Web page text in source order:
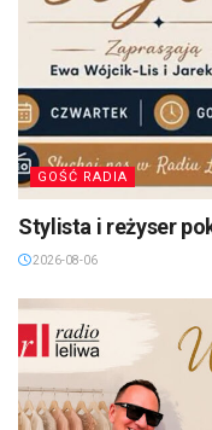
GOŚĆ RADIA
Stylista i reżyser
2026-08-06